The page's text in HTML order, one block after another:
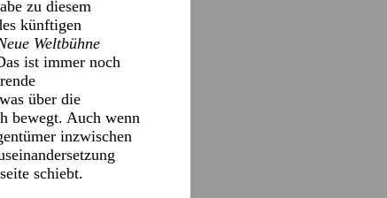
zu diesem
künftigen
Weltbühne
ist immer noch
über die
bewegt. Auch wenn
inzwischen
schiebt.